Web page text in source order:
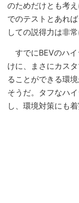
のためだけとも考
でのテストとあれ
しての説得力は非常
すでにBEVのハイ
けに、まさにカス
ることができる環
そうだ。タフなハ
し、環境対策にも